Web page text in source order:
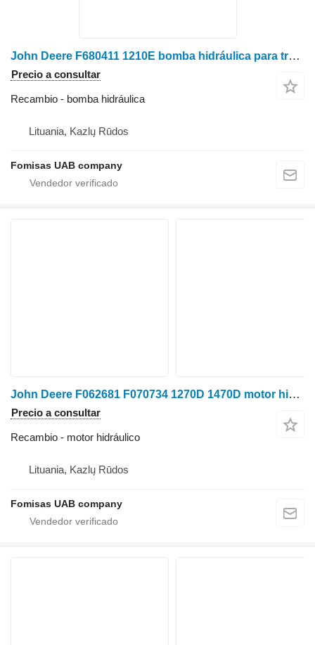
John Deere F680411 1210E bomba hidráulica para tractor de ruedas
Precio a consultar
Recambio - bomba hidráulica
Lituania, Kazlų Rūdos
Fomisas UAB company
John Deere F062681 F070734 1270D 1470D motor hidráulico para tractor de ruedas
Precio a consultar
Recambio - motor hidráulico
Lituania, Kazlų Rūdos
Fomisas UAB company